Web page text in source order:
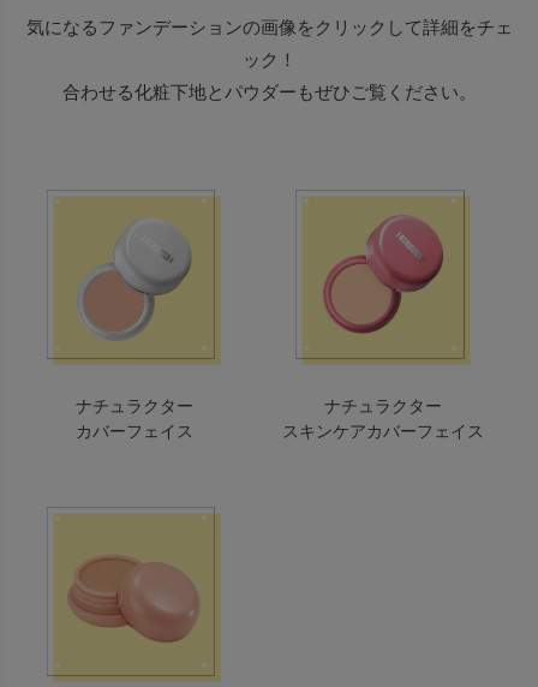
気になるファンデーションの画像をクリックして詳細をチェ
ック！
合わせる化粧下地とパウダーもぜひご覧ください。
ナチュラクター
カバーフェイス
ナチュラクター
スキンケアカバーフェイス